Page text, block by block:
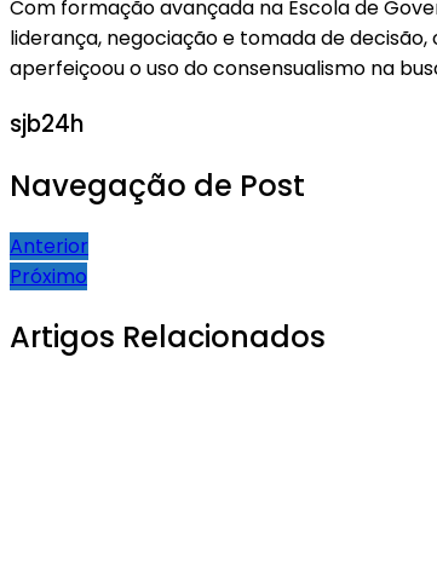
Com formação avançada na Escola de
liderança, negociação e tomada de
aperfeiçoou o uso do consensualismo na
sjb24h
Navegação de Post
Anterior
Próximo
Artigos Relacionados